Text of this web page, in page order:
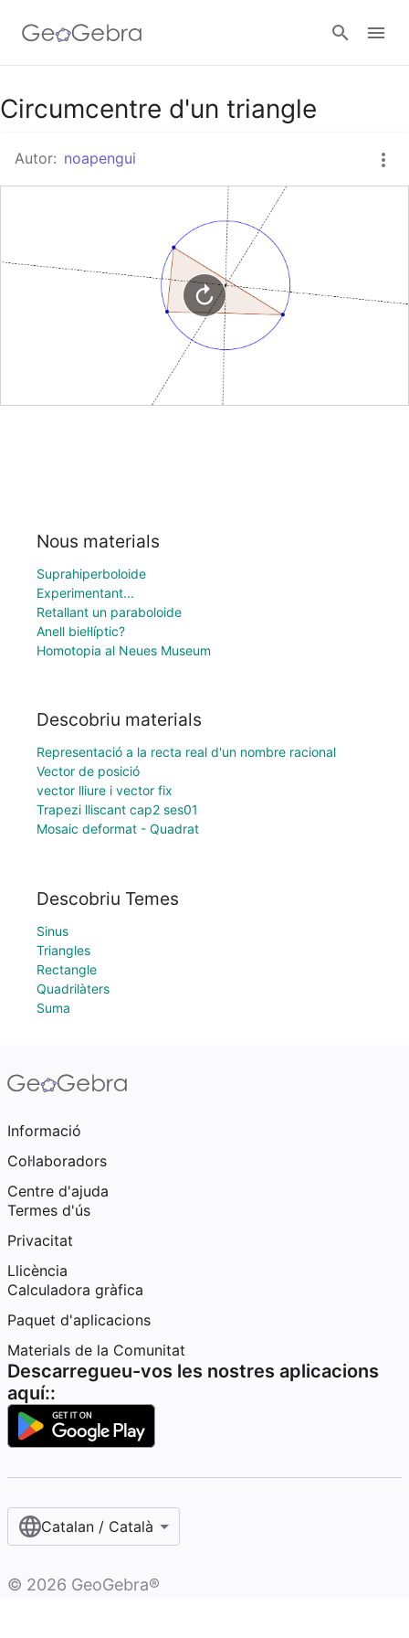
Google Classroom
Aula GeoGebra
Valideu-vos
Circumcentre d'un triangle
Autor: noapengui
Nous materials
Suprahiperboloide
Experimentant...
Retallant un paraboloide
Anell biel·líptic?
Homotopia al Neues Museum
Descobriu materials
Representació a la recta real d'un nombre racional
Vector de posició
vector lliure i vector fix
Trapezi lliscant cap2 ses01
Mosaic deformat - Quadrat
Descobriu Temes
Sinus
Triangles
Rectangle
Quadrilàters
Suma
Informació
Col·laboradors
Centre d'ajuda
Termes d'ús
Privacitat
Llicència
Calculadora gràfica
Paquet d'aplicacions
Materials de la Comunitat
Descarregueu-vos les nostres aplicacions
aquí::
Catalan / Català
© 2026 GeoGebra®